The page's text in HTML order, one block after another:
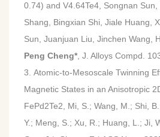
0.74) and V4.64Te4, Songnan
Shang, Bingxian Shi, Jiale Huang,
Sun, Juanjuan Liu, Jinchen Wang,
Peng Cheng* , J. Alloys Compd.
3.Atomic-to-Mesoscale Twinning
Magnetic States in an Anisotropic
FePd2Te2,
Mi, S.; Wang, M.; Shi,
Y.; Meng, S.; Xu, R.; Huang, L.; Ji,